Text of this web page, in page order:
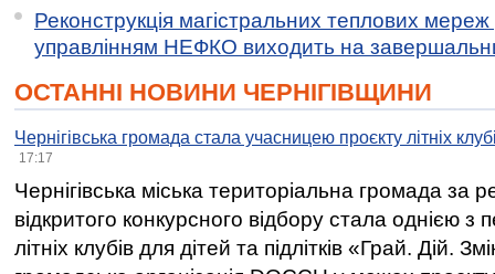
Реконструкція магістральних теплових мереж
управлінням НЕФКО виходить на
ОСТАННІ НОВИНИ ЧЕРНІГІВЩИНИ
Чернігівська громада стала учасницею проєкту літніх
17:17
Чернігівська міська територіальна громада за
відкритого конкурсного відбору стала однією
літніх клубів для дітей та підлітків «Грай. Дій.